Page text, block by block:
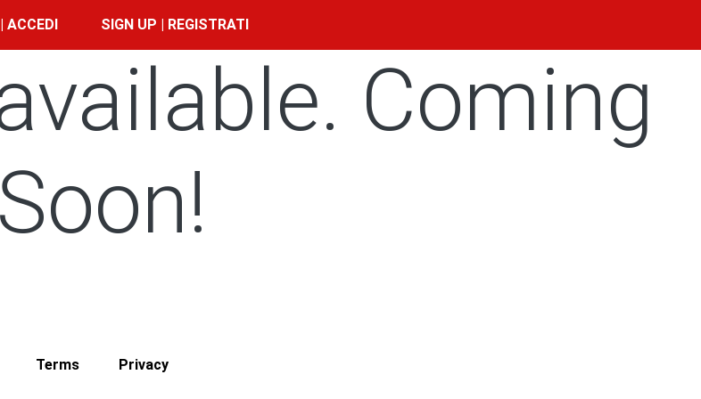
ACCEDI SIGN UP | REGISTRATI
Coming
Soon!
Terms Privacy